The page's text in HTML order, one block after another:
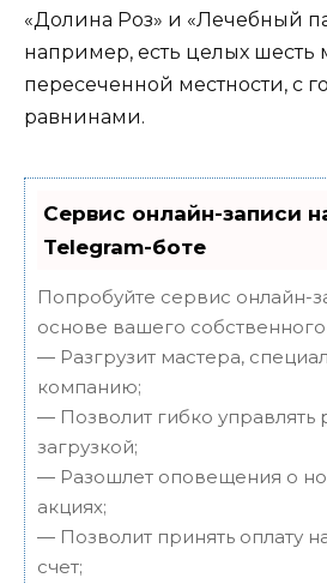
«Долина Роз» и «Лечебный
например, есть целых шесть
пересеченной местности, с
равнинами.
Сервис онлайн-записи
Telegram-боте
Попробуйте сервис онлайн-
основе вашего
— Разгрузит мастера,
компанию;
— Позволит гибко управлять
загрузкой;
— Разошлет оповещения о
акциях;
— Позволит принять оплату
счет;